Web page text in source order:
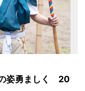
姿勇ましく 20